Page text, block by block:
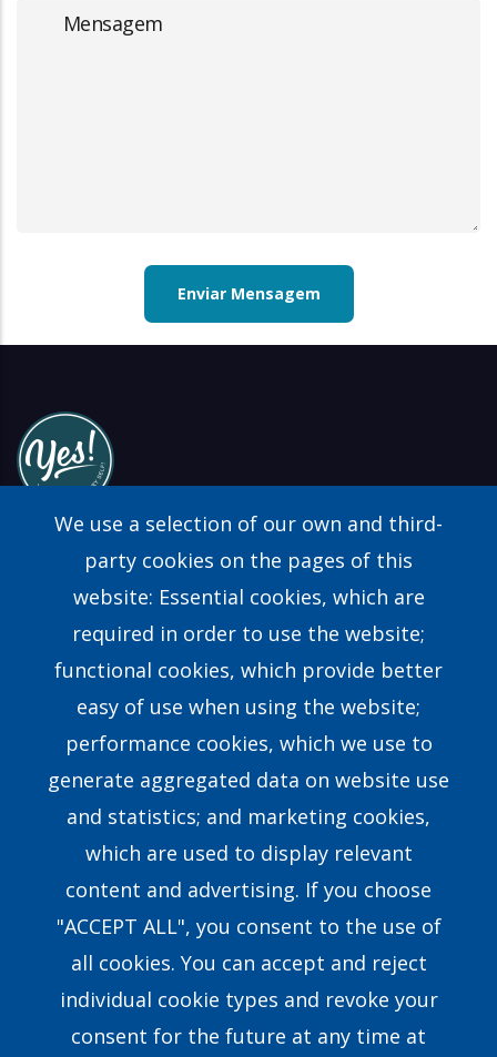
Message
Find a Consultant
FAQs
Contact Us
Our Story
Our Team
Research & Development
8351 E.Walker Springs Lane, Suite 403 Knoxville,
We use a selection of our own and third-
party cookies on the pages of this
website: Essential cookies, which are
required in order to use the website;
functional cookies, which provide better
easy of use when using the website;
performance cookies, which we use to
generate aggregated data on website use
and statistics; and marketing cookies,
which are used to display relevant
content and advertising. If you choose
"ACCEPT ALL", you consent to the use of
all cookies. You can accept and reject
individual cookie types and revoke your
consent for the future at any time at